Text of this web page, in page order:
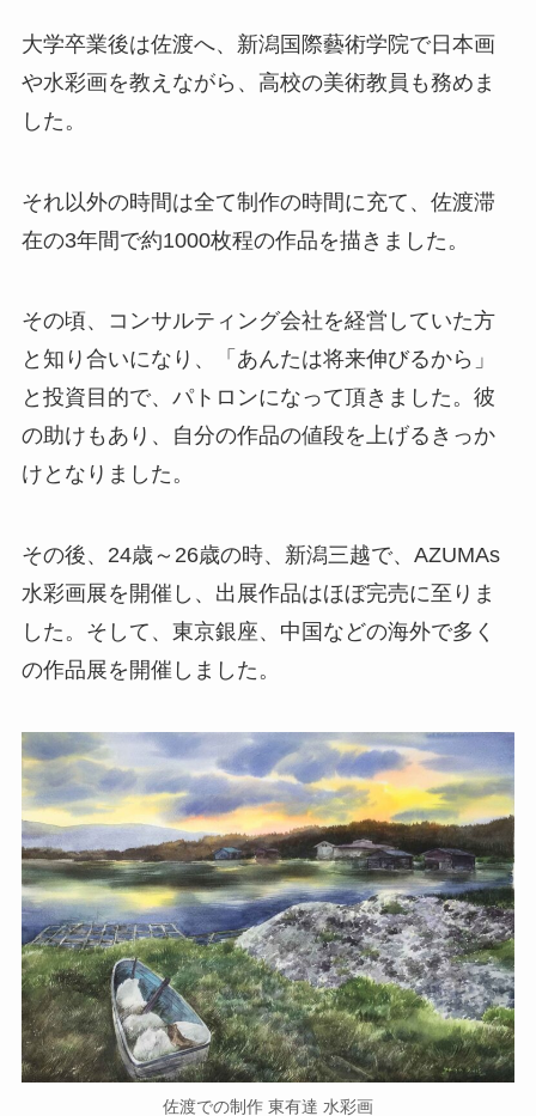
大学卒業後は佐渡へ、新潟国際藝術学院で日本画
や水彩画を教えながら、高校の美術教員も務めま
した。
それ以外の時間は全て制作の時間に充て、佐渡滞
在の3年間で約1000枚程の作品を描きました。
その頃、コンサルティング会社を経営していた方
と知り合いになり、「あんたは将来伸びるから」
と投資目的で、パトロンになって頂きました。彼
の助けもあり、自分の作品の値段を上げるきっか
けとなりました。
その後、24歳～26歳の時、新潟三越で、AZUMAs
水彩画展を開催し、出展作品はほぼ完売に至りま
した。そして、東京銀座、中国などの海外で多く
の作品展を開催しました。
佐渡での制作 東有達 水彩画